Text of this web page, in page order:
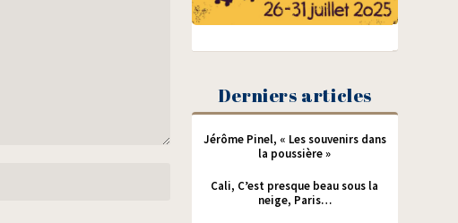
Derniers articles
Jérôme Pinel, « Les souvenirs dans
la poussière »
Cali, C’est presque beau sous la
neige, Paris…